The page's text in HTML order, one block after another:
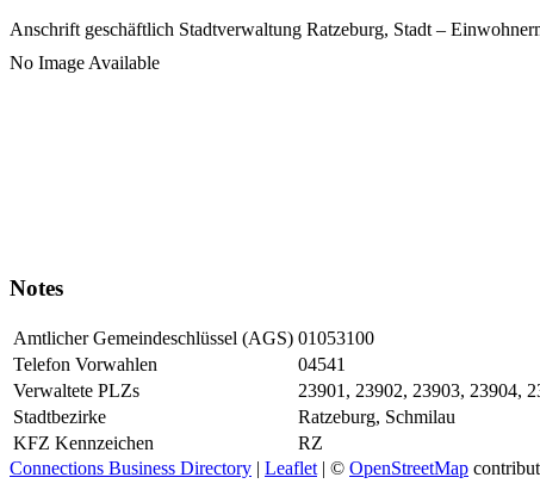
Anschrift geschäftlich Stadtverwaltung Ratzeburg, Stadt –
No Image Available
Notes
Amtlicher Gemeindeschlüssel (AGS) 01053100
Telefon Vorwahlen
04541
Verwaltete PLZs
23901, 23902, 23903, 23904,
Stadtbezirke
Ratzeburg, Schmilau
KFZ Kennzeichen
RZ
Connections Business Directory | Leaflet | © OpenStreetMap